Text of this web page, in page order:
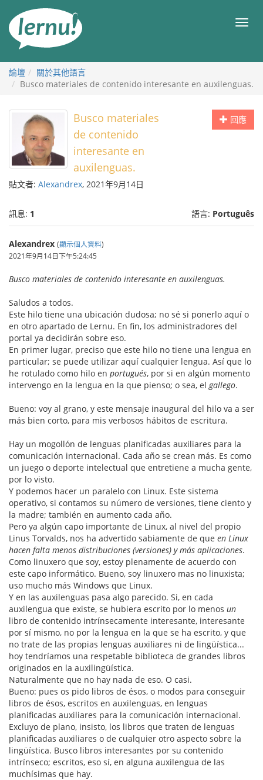
目
論壇
關於其他語言
Busco materiales de contenido interesante en auxilenguas.
回應
Busco materiales
de contenido
interesante en
auxilenguas.
貼文者: Alexandrex, 2021年9月14日
訊息: 1 語言: Português
Alexandrex (顯示個人資料)
2021年9月14日下午5:24:45
Busco materiales de contenido interesante en auxilenguas.
Saludos a todos.
Este hilo tiene una ubicación dudosa; no sé si ponerlo aquí o
en otro apartado de Lernu. En fin, los administradores del
portal ya decidirán sobre eso.
En primer lugar, preciso que este hilo no tiene una lengua en
particular; se puede utilizar aquí cualquier lengua. Así que lo
he rotulado como hilo en portugués, por si en algún momento
intervengo en la lengua en la que pienso; o sea, elgallego.
Bueno: voy al grano, y este mensaje inaugural del hilo va a ser
más bien corto, para mis verbosos hábitos de escritura.
Hay un mogollón de lenguas planificadas auxiliares para la
comunicación internacional. Cada año se crean más. Es como
un juego o deporte intelectual que entretiene a mucha gente,
por lo visto.
Y podemos hacer un paralelo con Linux. Este sistema
operativo, si contamos su número de versiones, tiene ciento y
la madre; también en aumento cada año.
Pero ya algún capo importante de Linux, al nivel del propio
Linus Torvalds, nos ha advertido sabiamente de que en Linux
hacen falta menos distribuciones (versiones) y más aplicaciones.
Como linuxero que soy, estoy plenamente de acuerdo con
este capo informático. Bueno, soy linuxero mas no linuxista;
uso mucho más Windows que Linux.
Y en las auxilenguas pasa algo parecido. Si, en cada
auxilengua que existe, se hubiera escrito por lo menos un
libro de contenido intrínsecamente interesante, interesante
por sí mismo, no por la lengua en la que se ha escrito, y que
no trate de las propias lenguas auxiliares ni de lingüística...
hoy tendríamos una respetable biblioteca de grandes libros
originados en la auxilingüística.
Naturalmente que no hay nada de eso. O casi.
Bueno: pues os pido libros de ésos, o modos para conseguir
libros de ésos, escritos en auxilenguas, en lenguas
planificadas auxiliares para la comunicación internacional.
Excluyo de plano, insisto, los libros que traten de lenguas
planificadas auxiliares o de cualquier otro aspecto sobre la
lingüística. Busco libros interesantes por su contenido
intrínseco; escritos, eso sí, en alguna auxilengua de las
muchísimas que hay.